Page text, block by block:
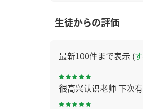
生徒からの評価
最新100件まで表示 (
很高兴认识老师 下次